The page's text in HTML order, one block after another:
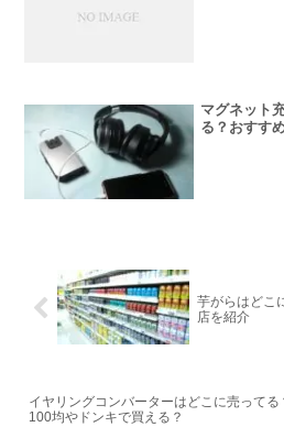
マグネット
る？おすす
芋がらはどこ
店を紹介
イヤリングコンバーターはどこに売ってる
100均やドンキで買える？